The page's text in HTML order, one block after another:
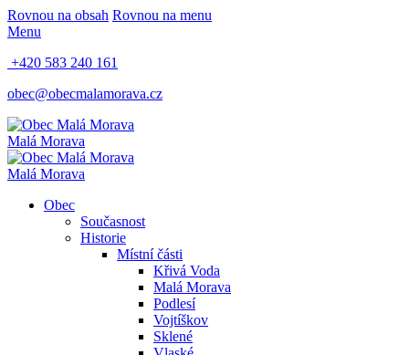
Rovnou na obsah Rovnou na menu
Menu
+420 583 240 161
obec@obecmalamorava.cz
Malá Morava
Malá Morava
Obec
Současnost
Historie
Místní části
Křivá Voda
Malá Morava
Podlesí
Vojtíškov
Sklené